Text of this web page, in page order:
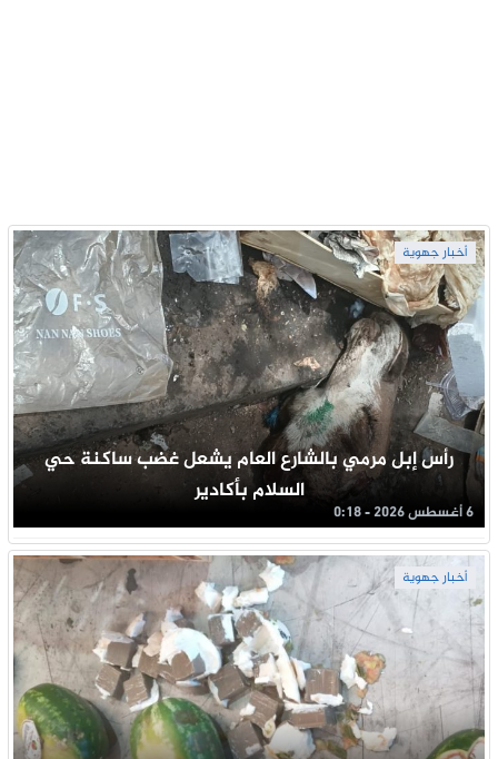
أخبار جهوية
رأس إبل مرمي بالشارع العام يشعل غضب ساكنة حي
السلام بأكادير
6 أغسطس 2026 - 0:18
أخبار جهوية